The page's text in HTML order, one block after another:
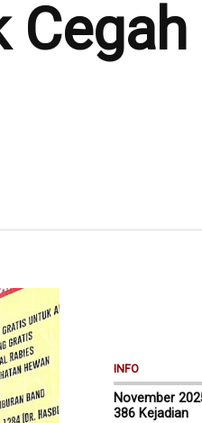
Cegah
INFO
November
386 Kejadian